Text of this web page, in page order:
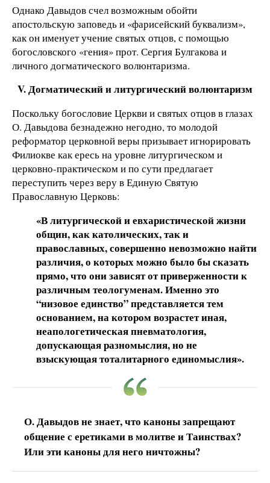
Однако Давыдов счел возможным обойти
апостольскую заповедь и «фарисейский буквализм»,
как он именует учение святых отцов, с помощью
богословского «гения» прот. Сергия Булгакова и
личного догматического волюнтаризма.
V. Догматический и литургический волюнтаризм
Поскольку богословие Церкви и святых отцов в глазах
О. Давыдова безнадежно негодно, то молодой
реформатор церковной веры призывает игнорировать
Филиокве как ересь на уровне литургическом и
церковно-практическом и по сути предлагает
переступить через веру в Единую Святую
Православную Церковь:
«В литургической и евхаристической жизни
общин, как католических, так и
православных, совершенно невозможно найти
различия, о которых можно было бы сказать
прямо, что они зависят от приверженности к
различным теологуменам. Именно это
“низовое единство” представляется тем
основанием, на котором возрастет иная,
неапологетическая пневматология,
допускающая разномыслия, но не
взыскующая тоталитарного единомыслия».
О. Давыдов не знает, что каноны запрещают
общение с еретиками в молитве и Таинствах?
Или эти каноны для него ничтожны?